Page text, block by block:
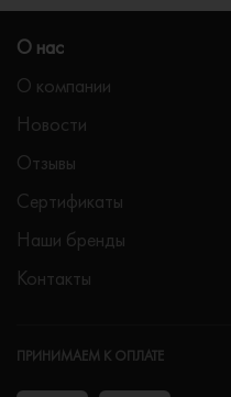
О нас
О компании
Новости
Отзывы
Сертификаты
Наши бренды
Контакты
ПРИНИМАЕМ К ОПЛАТЕ